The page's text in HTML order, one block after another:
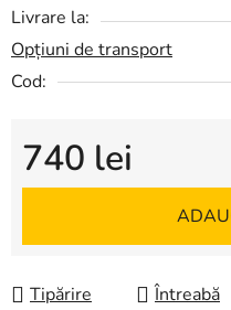
Livrare la:
Opțiuni de transport
Cod:
740 lei
Evaluare preţ:
Tipărire Întreabă